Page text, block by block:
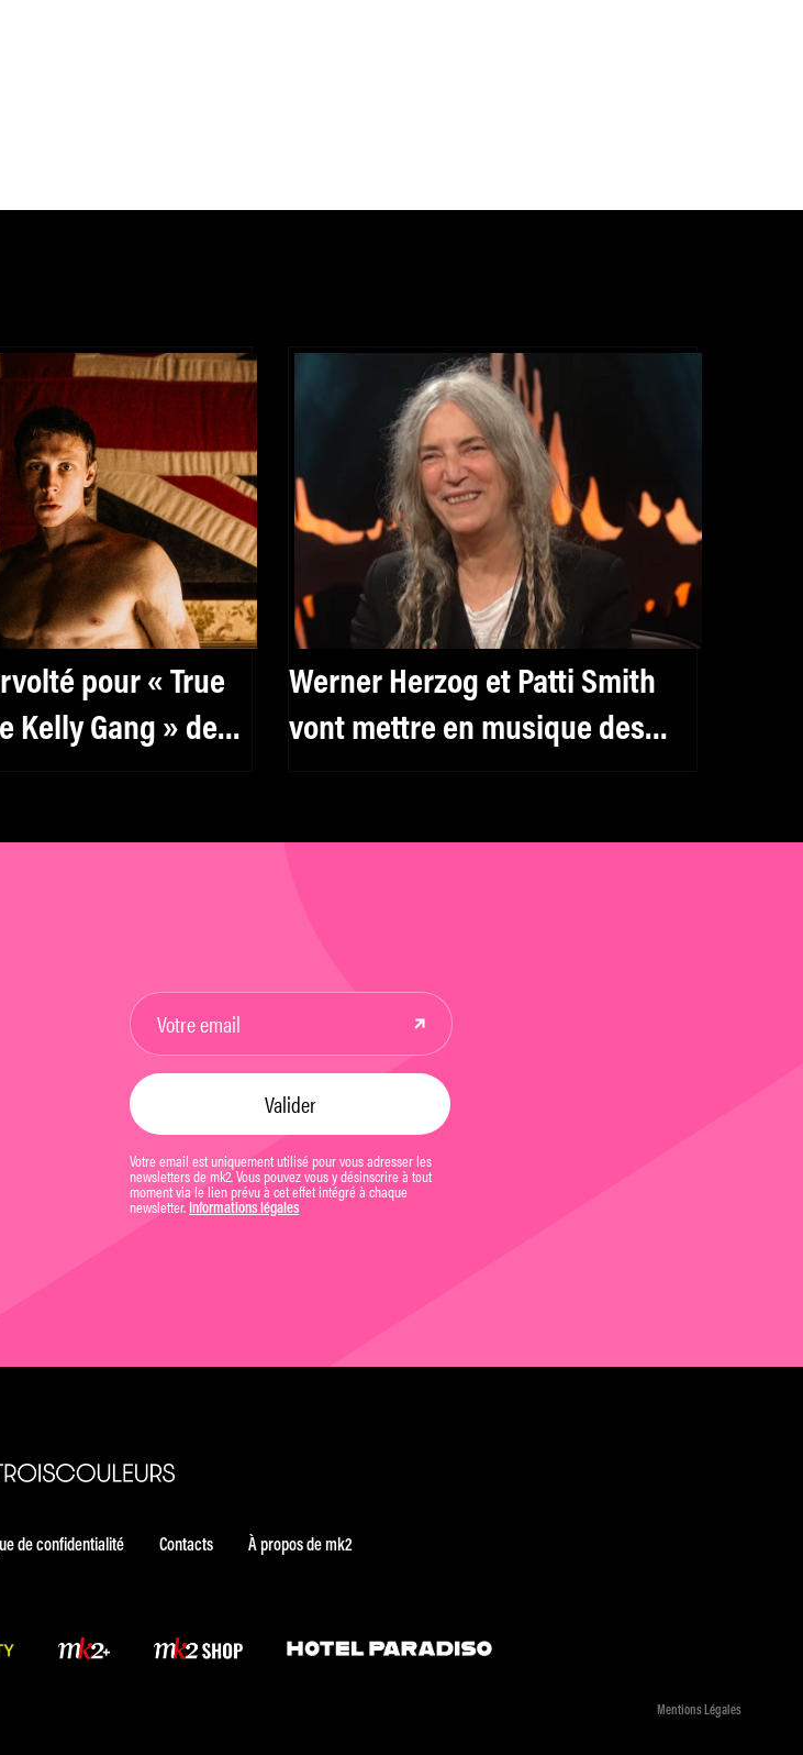
pour « True
Kelly Gang » de
Werner Herzog et Patti Smith
vont mettre en musique des
Votre email est uniquement utilisé pour vous adresser les
newsletters de mk2. Vous pouvez vous y désinscrire à tout
moment via le lien prévu à cet effet intégré à chaque
newsletter. Informations légales
de confidentialité Contacts À propos de mk2
Mentions Légales